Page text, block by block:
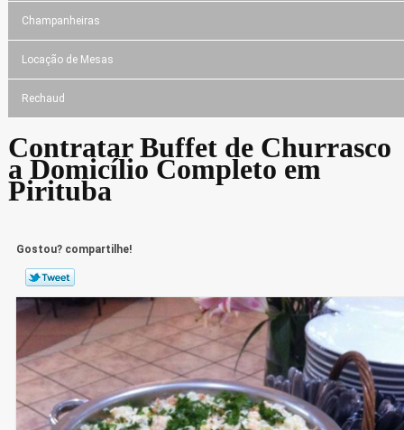
Champanheiras
Locação de Mesas
Rechaud
Contratar Buffet de Churrasco
a Domicílio Completo em
Pirituba
Gostou? compartilhe!